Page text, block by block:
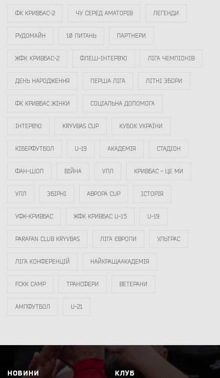
ФК КРИВБАС-2 ЧУ СЕРЕД АМАТОРІВ ЛЕГЕНДИ
РУДОМАЙН 10 ПИТАНЬ ПАРТНЕРИ
ЖФК КРИВБАС-2 ФЛЕШ-ІНТЕРВ`Ю ЛІГА ЧЕМПІОНІВ
ДЕНЬ НАРОДЖЕННЯ ПЕРША ЛІГА ЛІТНІ ЗБОРИ
ФК КРИВБАС ЖІНКИ СОЦІАЛЬНА ДОПОМОГА
ІНТЕРВ`Ю KRYVBAS CUP КУБОК УКРАЇНИ
КІБЕРФУТБОЛ U-19 АКАДЕМІЯ СТАДІОН
ФАН-ШОП ВІЙНА УПЛ КРИВБАС - ЦЕ МИ
УПЛ ЗБІРНІ АВРОРА CUP ІСТОРІЯ
УФК-КРИВБАС ЖФК КРИВБАС U-15 U-19
PARAFAN CLUB KRYVBAS ЛІГА ЄВРОПИ УЛЬТРАС
ЛІГА КОНФЕРЕНЦІЙ НАЙКРАЩААКАДЕМІЯ
FCKK CAMP ТРАНСФЕРИ ВЕТЕРАНИ
АМПФУТБОЛ U-21
НОВИНИ КЛУБ